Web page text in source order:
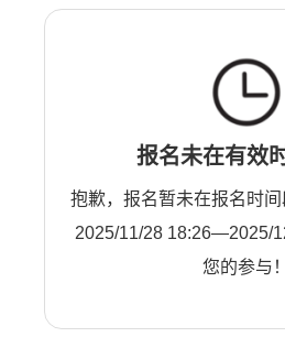
报名未在有效
抱歉，报名暂未在报名时
2025/11/28 18:26—2025/
您的参与！